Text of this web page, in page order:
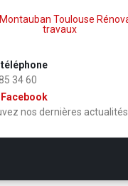
34 60
nos dernières actualités